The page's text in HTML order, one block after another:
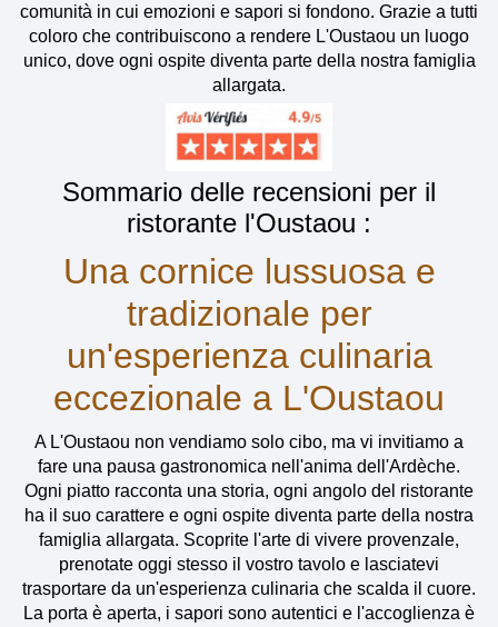
comunità in cui emozioni e sapori si fondono. Grazie a tutti
coloro che contribuiscono a rendere L'Oustaou un luogo
unico, dove ogni ospite diventa parte della nostra famiglia
allargata.
Sommario delle recensioni per il
ristorante l'Oustaou :
Una cornice lussuosa e
tradizionale per
un'esperienza culinaria
eccezionale a L'Oustaou
A L'Oustaou non vendiamo solo cibo, ma vi invitiamo a
fare una pausa gastronomica nell'anima dell'Ardèche.
Ogni piatto racconta una storia, ogni angolo del ristorante
ha il suo carattere e ogni ospite diventa parte della nostra
famiglia allargata. Scoprite l'arte di vivere provenzale,
prenotate oggi stesso il vostro tavolo e lasciatevi
trasportare da un'esperienza culinaria che scalda il cuore.
La porta è aperta, i sapori sono autentici e l'accoglienza è